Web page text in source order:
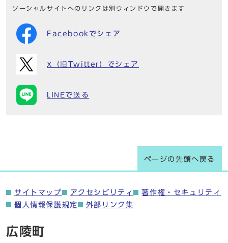
ソーシャルサイトへのリンクは別ウィンドウで開きます
Facebookでシェア
X（旧Twitter）でシェア
LINEで送る
ページの先頭へ戻る
サイトマップ アクセシビリティ
著作権・セキュリティ
個人情報保護規定
外部リンク集
広陵町